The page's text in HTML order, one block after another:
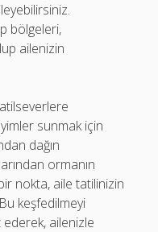
bölgeleri,
ailenizin
sunmak için
dağın
ormanın
nokta, aile tatilinizin
keşfedilmeyi
ailenizle